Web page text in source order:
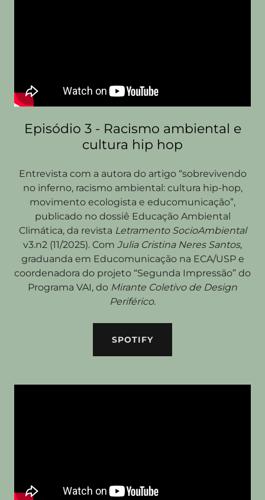
Episódio 3 - Racismo ambiental e
cultura hip hop
Entrevista com a autora do artigo “sobrevivendo
no inferno, racismo ambiental: cultura hip-hop,
movimento ecologista e educomunicação”,
publicado no dossiê Educação Ambiental
Climática, da revista Letramento SocioAmbiental
v3.n2 (11/2025). Com Julia Cristina Neres Santos,
graduanda em Educomunicação na ECA/USP e
coordenadora do projeto “Segunda Impressão” do
Programa VAI, do Mirante Coletivo de Design
Periférico.
SPOTIFY